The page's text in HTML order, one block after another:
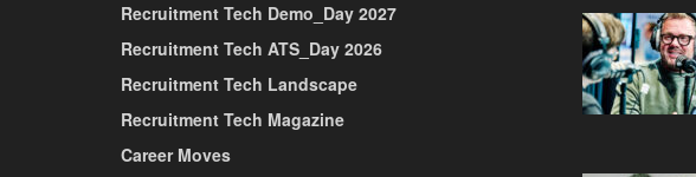
Recruitment Tech Demo_Day 2027
Recruitment Tech ATS_Day 2026
Recruitment Tech Landscape
Recruitment Tech Magazine
Career Moves